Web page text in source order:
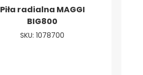
Piła radialna MAGGI
BIG800
SKU: 1078700